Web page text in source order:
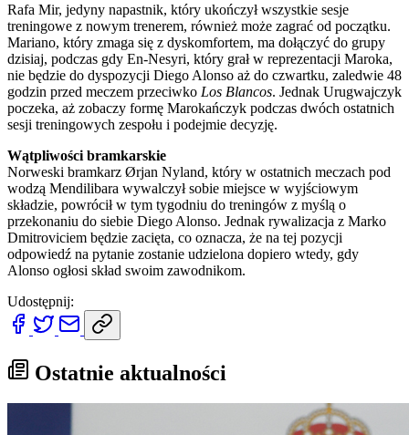
Rafa Mir, jedyny napastnik, który ukończył wszystkie sesje
treningowe z nowym trenerem, również może zagrać od początku.
Mariano, który zmaga się z dyskomfortem, ma dołączyć do grupy
dzisiaj, podczas gdy En-Nesyri, który grał w reprezentacji Maroka,
nie będzie do dyspozycji Diego Alonso aż do czwartku, zaledwie 48
godzin przed meczem przeciwko Los Blancos. Jednak Urugwajczyk
poczeka, aż zobaczy formę Marokańczyk podczas dwóch ostatnich
sesji treningowych zespołu i podejmie decyzję.
Wątpliwości bramkarskie
Norweski bramkarz Ørjan Nyland, który w ostatnich meczach pod
wodzą Mendilibara wywalczył sobie miejsce w wyjściowym
składzie, powrócił w tym tygodniu do treningów z myślą o
przekonaniu do siebie Diego Alonso. Jednak rywalizacja z Marko
Dmitroviciem będzie zacięta, co oznacza, że na tej pozycji
odpowiedź na pytanie zostanie udzielona dopiero wtedy, gdy
Alonso ogłosi skład swoim zawodnikom.
Udostępnij:
Ostatnie aktualności